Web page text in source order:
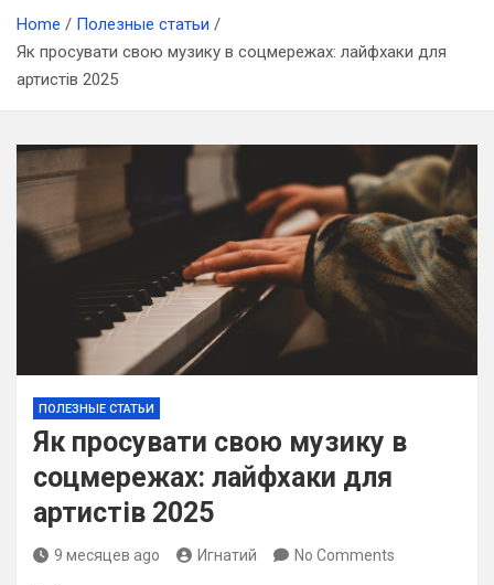
Home
Полезные статьи
Як просувати свою музику в соцмережах: лайфхаки для
артистів 2025
ПОЛЕЗНЫЕ СТАТЬИ
Як просувати свою музику в
соцмережах: лайфхаки для
артистів 2025
9 месяцев ago Игнатий No Comments